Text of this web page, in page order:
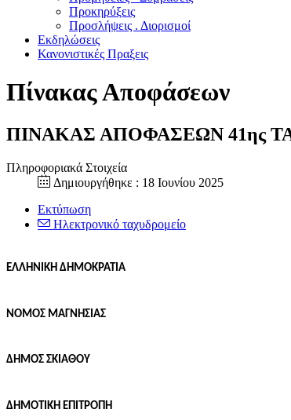
Προκηρύξεις
Προσλήψεις . Διορισμοί
Εκδηλώσεις
Κανονιστικές Πραξεις
Πίνακας Αποφάσεων
ΠΙΝΑΚΑΣ ΑΠΟΦΑΣΕΩΝ 41ης
Πληροφοριακά Στοιχεία
Δημιουργήθηκε : 18 Ιουνίου 2025
Εκτύπωση
Ηλεκτρονικό ταχυδρομείο
ΕΛΛΗΝΙΚΗ ΔΗΜΟΚΡΑΤΙΑ
ΝΟΜΟΣ ΜΑΓΝΗΣΙΑΣ
ΔΗΜΟΣ ΣΚΙΑΘΟΥ
ΔΗΜΟΤΙΚΗ ΕΠΙΤΡΟΠΗ